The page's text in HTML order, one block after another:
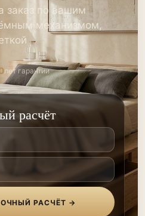
заказ по вашим
механизмом,
лет гарантии
расчёт
РАСЧЁТ →